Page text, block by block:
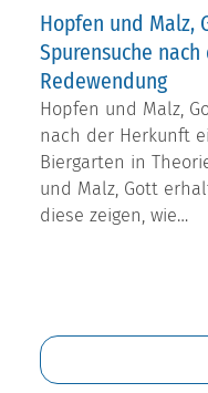
Hopfen und Malz,
Spurensuche
Redewendung
Hopfen und Malz,
nach der Herkunft
Biergarten in
und Malz, Gott
diese zeigen, wie…